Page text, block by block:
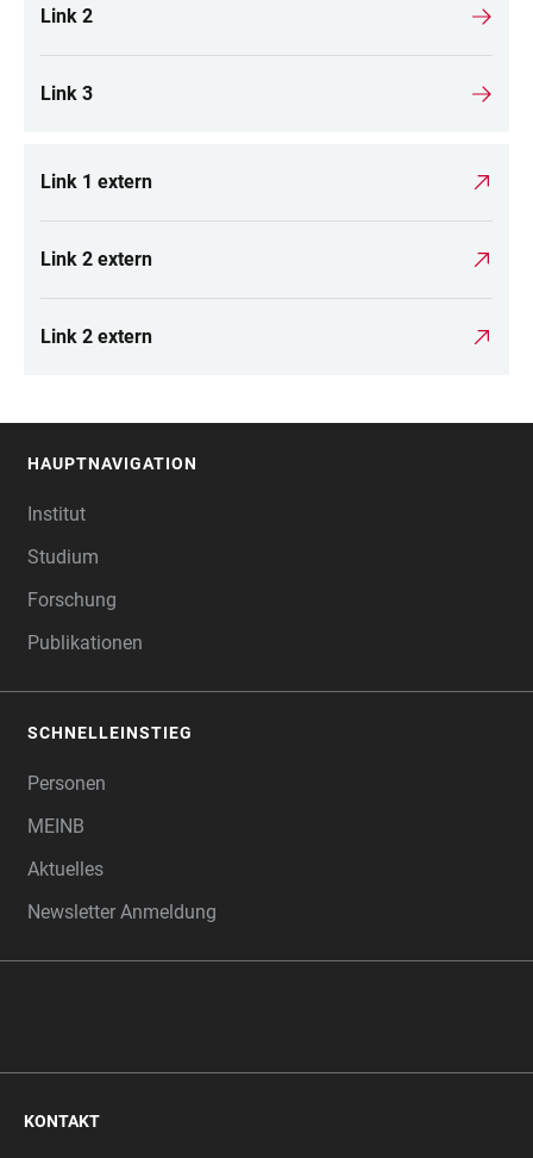
Link 2
Link 3
Link 1 extern
Link 2 extern
Link 2 extern
HAUPTNAVIGATION
Institut
Studium
Forschung
Publikationen
SCHNELLEINSTIEG
Personen
MEINB
Aktuelles
Newsletter Anmeldung
KONTAKT